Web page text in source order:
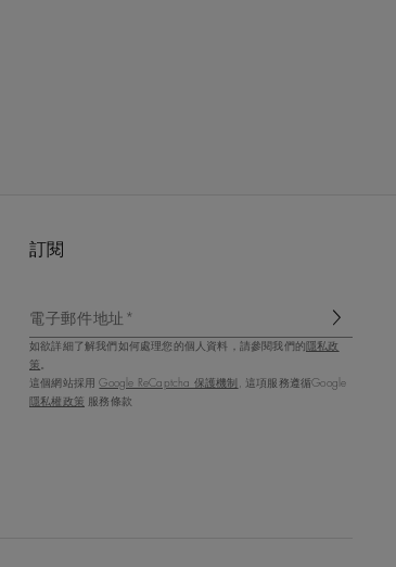
訂閱
電子郵件地址*
如欲詳細了解我們如何處理您的個人資料，請參閱我們的 隱私政
策
這個網站採用Google ReCaptcha 保護機制
, 這項服務遵循Google
隱私權政策 服務條款